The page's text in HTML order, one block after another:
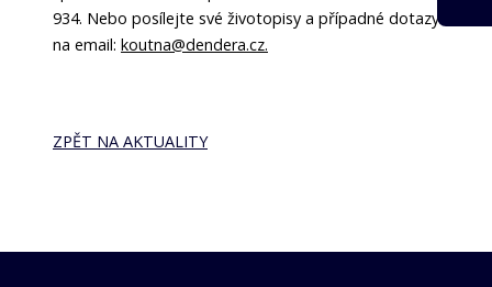
934. Nebo posílejte své životopisy a případné dotazy
na email: koutna@dendera.cz.
ZPĚT NA AKTUALITY